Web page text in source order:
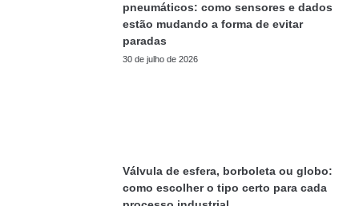
pneumáticos: como sensores e dados
estão mudando a forma de evitar
paradas
30 de julho de 2026
Válvula de esfera, borboleta ou globo:
como escolher o tipo certo para cada